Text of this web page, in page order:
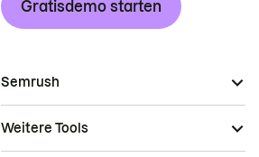
Gratisdemo starten
Semrush
Weitere Tools